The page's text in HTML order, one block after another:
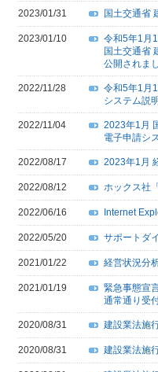
2023/01/31 国土交通省
2023/01/10
令和5年1月
国土交通省
公開されま
2022/11/28
令和5年1月
システム説
2022/11/04
2023年1月
電子申請シ
2022/08/17 2023年1月
2022/08/12 ホックス社
2022/06/16 Internet
2022/05/20 サポートダ
2021/01/22 経営状況分
2021/01/19
緊急事態宣
通常通り受
2020/08/31 建設業法施
2020/08/31 建設業法施